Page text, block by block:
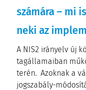
számára – mi
neki az
A NIS2 irányelv új
tagállamaiban
terén. Azoknak a
jogszabály-